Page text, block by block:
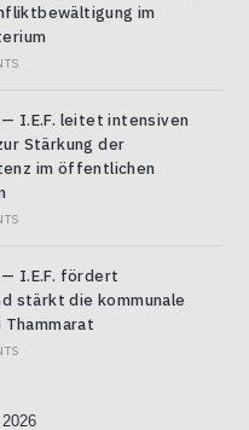
im
I.E.F. leitet intensiven
Stärkung der
im öffentlichen
I.E.F. fördert
stärkt die kommunale
Thammarat